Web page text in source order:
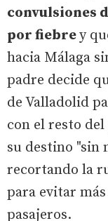
convulsiones
por fiebrey
hacia Málaga
padre decide
de Valladolid
con el resto
su destino "sin
recortando la
para evitar
pasajeros.